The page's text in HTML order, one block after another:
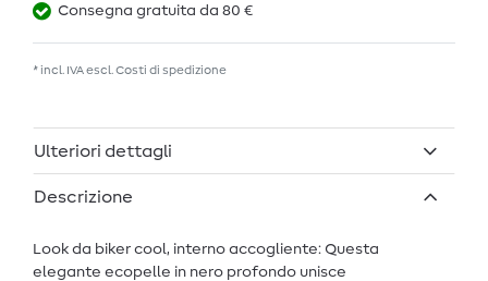
Consegna gratuita da 80 €
* incl. IVA escl.Costi di spedizione
Ulteriori dettagli
Descrizione
Look da biker cool, interno accogliente: Questa
elegante ecopelle in nero profondo unisce